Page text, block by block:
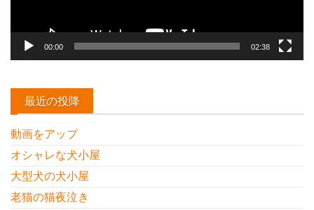
00:00 02:38
最近の投降
動画をアップ
オシャレな犬小屋
大型犬の犬小屋
老猫の猫夜泣き